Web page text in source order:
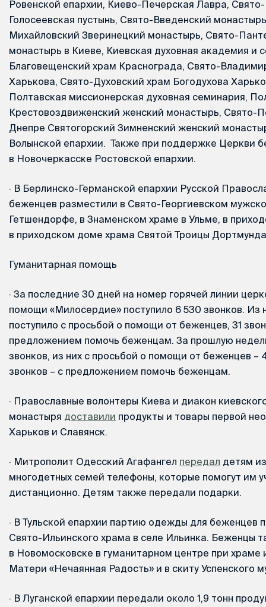
Ровенской епархии, Киево-Печерская Лавра,
Голосеевская пустынь, Свято-Введенский
Михайловский Зверинецкий монастырь, Свято-
монастырь в Киеве, Киевская духовная академия и
Благовещенский храм Краснограда, Свято-
Харькова, Свято-Духовский храм Богодухова
Полтавская миссионерская духовная семинария,
Крестовоздвиженский женский монастырь, Свято-
Днепре Святогорский Зимненский женский
Волынской епархии. Также при поддержке Церкви
в Новочеркасске Ростовской епархии.
· В Берлинско-Германской епархии Русской
беженцев разместили в Свято-Георгиевском
Гетшендорфе, в Знаменском храме в Ульме, в
в приходском доме храма Святой Троицы
Гуманитарная помощь
· За последние 30 дней на номер горячей линии
помощи «Милосердие» поступило 6 530 звонков. Из
поступило с просьбой о помощи от беженцев, 31
предложением помочь беженцам. За прошлую
звонков, из них с просьбой о помощи от беженцев –
звонков – с предложением помочь беженцам.
· Православные волонтеры Киева и диакон
монастыря доставили продукты и товары первой
Харьков и Славянск.
· Митрополит Одесский Агафангел передал детям
многодетных семей телефоны, которые помогут им
дистанционно. Детям также передали подарки.
· В Тульской епархии партию одежды для беженцев
Свято-Ильинского храма в селе Ильинка. Беженцы
в Новомосковске в гуманитарном центре при
Матери «Нечаянная Радость» и в скиту Успенского
· В Луганской епархии передали около 1,9 тонн